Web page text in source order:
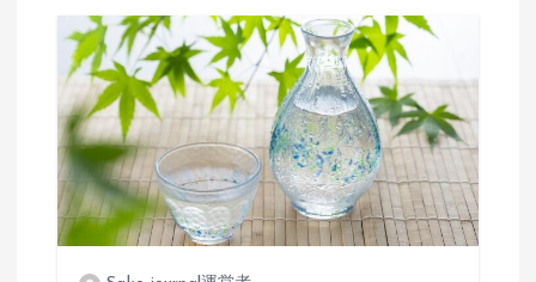
ョ
ン